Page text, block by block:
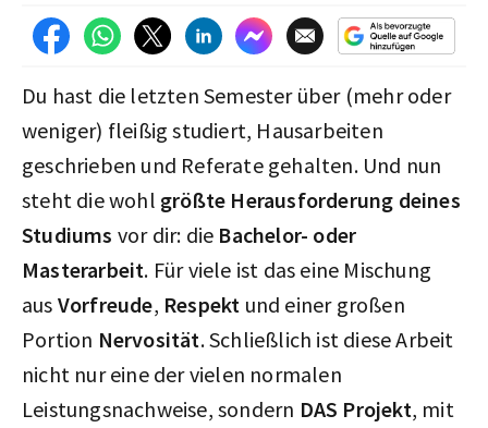
Du hast die letzten Semester über (mehr oder
weniger) fleißig studiert, Hausarbeiten
geschrieben und Referate gehalten. Und nun
steht die wohl größte Herausforderung deines
Studiums vor dir: die Bachelor- oder
Masterarbeit. Für viele ist das eine Mischung
aus Vorfreude, Respekt und einer großen
Portion Nervosität. Schließlich ist diese Arbeit
nicht nur eine der vielen normalen
Leistungsnachweise, sondern DAS Projekt, mit